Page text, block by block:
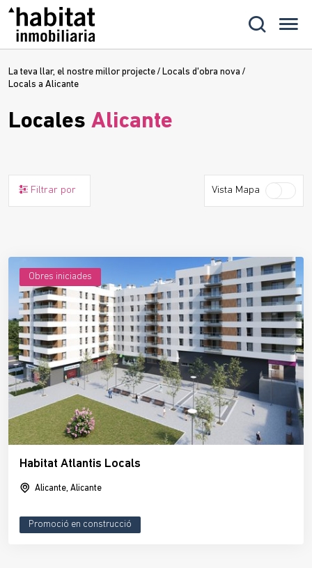
La teva llar, el nostre millor projecte / Locals d'obra nova /
Locals a Alicante
Locales Alicante
Filtrar por Vista Mapa
Obres iniciades
Habitat Atlantis Locals
Alicante, Alicante
Promoció en construcció